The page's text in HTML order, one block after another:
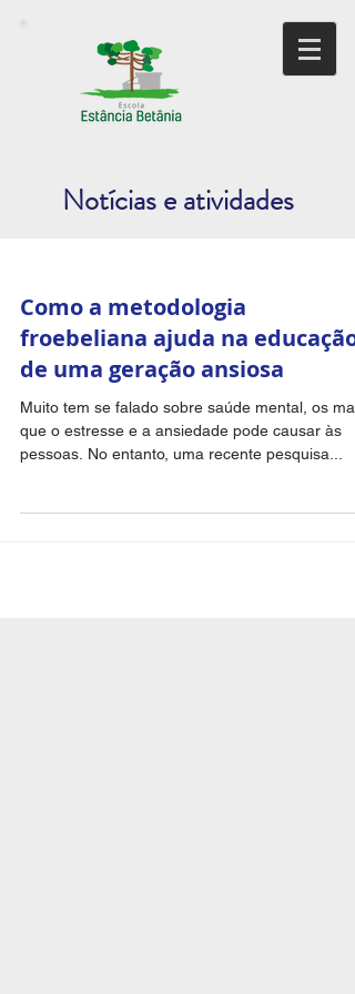
Notícias e atividades
Como a metodologia
froebeliana ajuda na educação
de uma geração ansiosa
Muito tem se falado sobre saúde mental, os
que o estresse e a ansiedade pode causar às
pessoas. No entanto, uma recente pesquisa...